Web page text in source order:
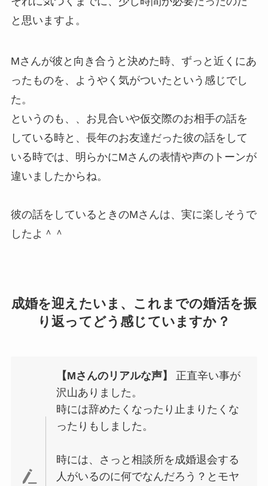
と思いますよ。
Mさんが彼と向き合うと決めた時、ずっと近くにあ
ったものを、ようやく気がついたという感じでし
た。
というのも、、お見合いや仮交際のお相手の話を
している時と、長年のお友達だった彼の話をして
いる時では、明らかにMさんの表情や声のトーンが
違いましたからね。
彼の話をしているときのMさんは、実に楽しそうで
したよ＾＾
成婚を迎えたいま、これまでの婚活を振
り返ってどう感じていますか？
【Mさんのリアルな声】
正直辛い事が
沢山ありました。
時には辞めたくなったり止まりたくな
ったりもしました。
時には、さっと相談所を成婚退会する
人がいるのに何でなんだろう？とモヤ